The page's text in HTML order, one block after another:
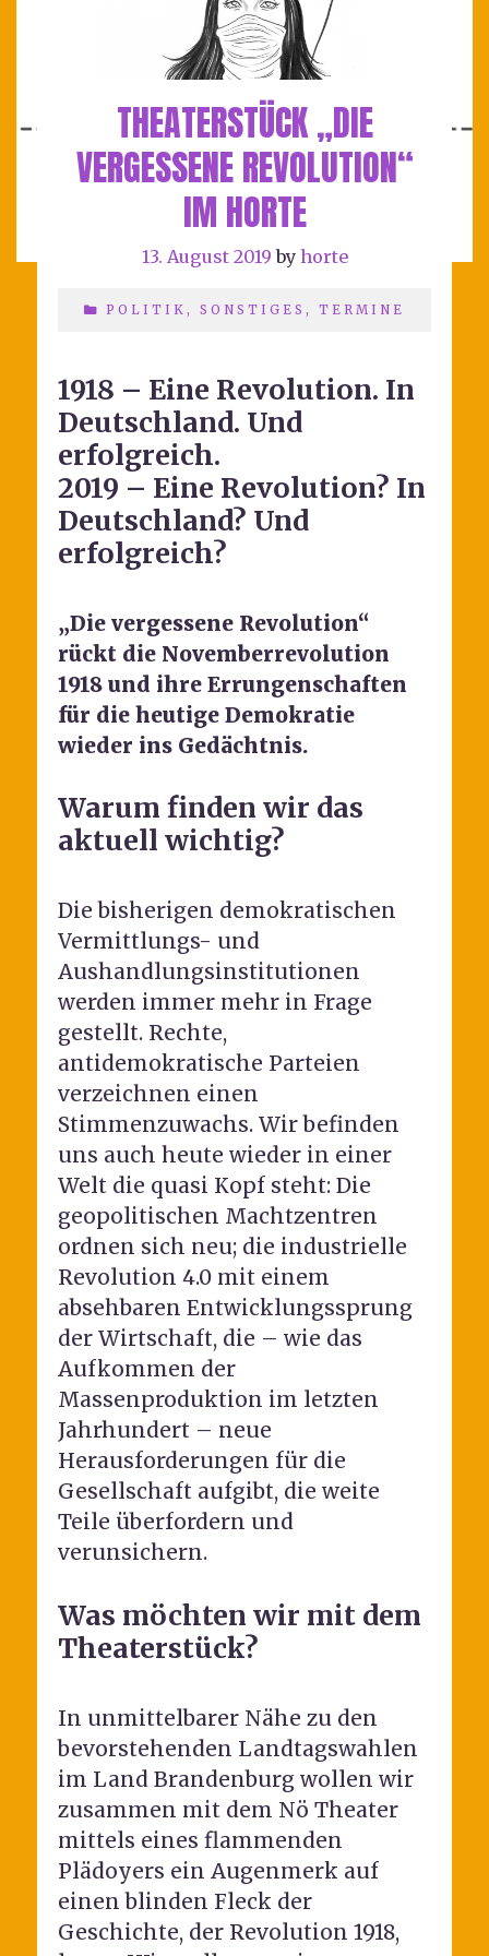
THEATERSTÜCK „DIE
VERGESSENE REVOLUTION“
IM HORTE
13. August 2019 by horte
POLITIK , SONSTIGES , TERMINE
1918 – Eine Revolution. In
Deutschland. Und
erfolgreich.
2019 – Eine Revolution? In
Deutschland? Und
erfolgreich?
„Die vergessene Revolution“
rückt die Novemberrevolution
1918 und ihre Errungenschaften
für die heutige Demokratie
wieder ins Gedächtnis.
Warum finden wir das
aktuell wichtig?
Die bisherigen demokratischen
Vermittlungs- und
Aushandlungsinstitutionen
werden immer mehr in Frage
gestellt. Rechte,
antidemokratische Parteien
verzeichnen einen
Stimmenzuwachs. Wir befinden
uns auch heute wieder in einer
Welt die quasi Kopf steht: Die
geopolitischen Machtzentren
ordnen sich neu; die industrielle
Revolution 4.0 mit einem
absehbaren Entwicklungssprung
der Wirtschaft, die – wie das
Aufkommen der
Massenproduktion im letzten
Jahrhundert – neue
Herausforderungen für die
Gesellschaft aufgibt, die weite
Teile überfordern und
verunsichern.
Was möchten wir mit dem
Theaterstück?
In unmittelbarer Nähe zu den
bevorstehenden Landtagswahlen
im Land Brandenburg wollen wir
zusammen mit dem Nö Theater
mittels eines flammenden
Plädoyers ein Augenmerk auf
einen blinden Fleck der
Geschichte, der Revolution 1918,